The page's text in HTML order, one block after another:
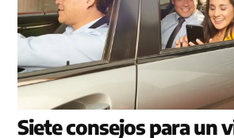
Siete consejos para un